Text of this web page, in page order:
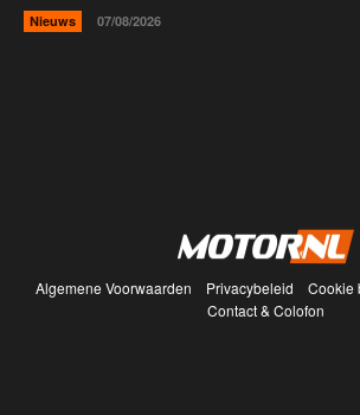
Nieuws 07/08/2026
Algemene Voorwaarden Privacybeleid Cookie
Contact & Colofon